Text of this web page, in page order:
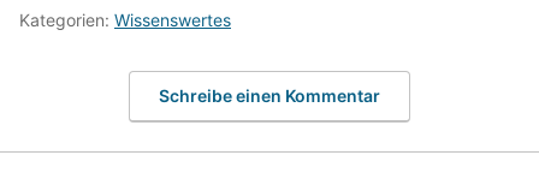
Kategorien: Wissenswertes
Schreibe einen Kommentar